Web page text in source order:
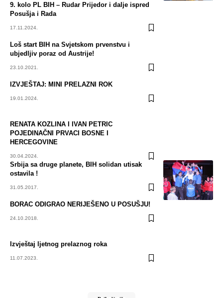
9. kolo PL BIH – Rudar Prijedor i dalje ispred
Posušja i Rada
17.11.2024.
Loš start BIH na Svjetskom prvenstvu i
ubjedljiv poraz od Austrije!
23.10.2021.
IZVJEŠTAJ: MINI PRELAZNI ROK
19.01.2024.
RENATA KOZLINA I IVAN PETRIC
POJEDINAČNI PRVACI BOSNE I
HERCEGOVINE
30.04.2024.
Srbija sa druge planete, BIH solidan utisak
ostavila !
31.05.2017.
BORAC ODIGRAO NERIJEŠENO U POSUŠJU!
24.10.2018.
Izvještaj ljetnog prelaznog roka
11.07.2023.